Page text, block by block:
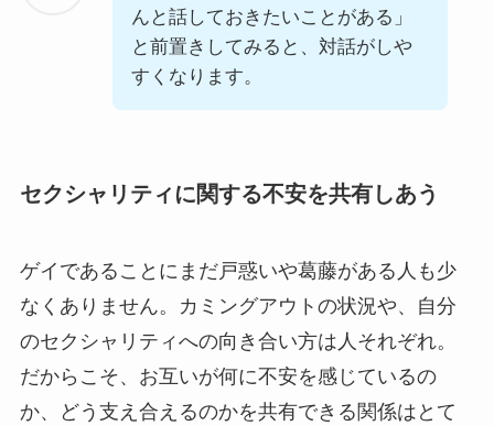
んと話しておきたいことがある」
と前置きしてみると、対話がしや
すくなります。
セクシャリティに関する不安を共有しあう
ゲイであることにまだ戸惑いや葛藤がある人も少
なくありません。カミングアウトの状況や、自分
のセクシャリティへの向き合い方は人それぞれ。
だからこそ、お互いが何に不安を感じているの
か、どう支え合えるのかを共有できる関係はとて